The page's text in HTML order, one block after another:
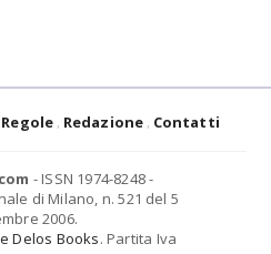
Regole Redazione Contatti
- ISSN 1974-8248 -
di Milano, n. 521 del 5
2006.
Delos Books. Partita Iva